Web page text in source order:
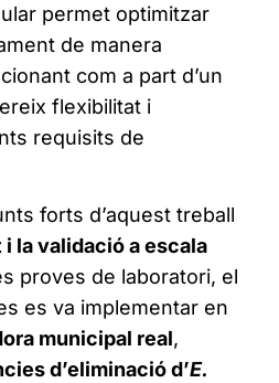
permet optimitzar
de manera
com a part d’un
flexibilitat i
requisits de
forts d’aquest treball
la validació a escala
proves de laboratori, el
es va implementar en
municipal real,
d’eliminació d’E.